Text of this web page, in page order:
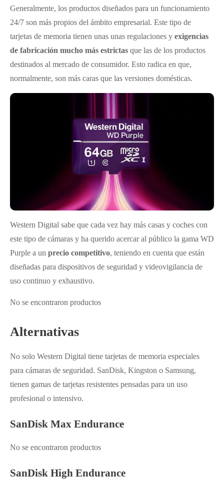
Generalmente, los productos diseñados para un funcionamiento
24/7 son más propios del ámbito empresarial. Este tipo de
tarjetas de memoria tienen unas unas regulaciones y exigencias
de fabricación mucho más estrictas que las de los productos
destinados al mercado de consumidor. Esto radica en que,
normalmente, son más caras que las versiones domésticas.
Western Digital sabe que cada vez hay más casas y coches con
este tipo de cámaras y ha querido acercar al público la gama WD
Purple a un precio competitivo, teniendo en cuenta que están
diseñadas para dispositivos de seguridad y videovigilancia de
uso continuo y exhaustivo.
No se encontraron productos
Alternativas
No solo Western Digital tiene tarjetas de memoria especiales
para cámaras de seguridad. SanDisk, Kingston o Samsung,
tienen gamas de tarjetas resistentes pensadas para un uso
profesional o intensivo.
SanDisk Max Endurance
No se encontraron productos
SanDisk High Endurance